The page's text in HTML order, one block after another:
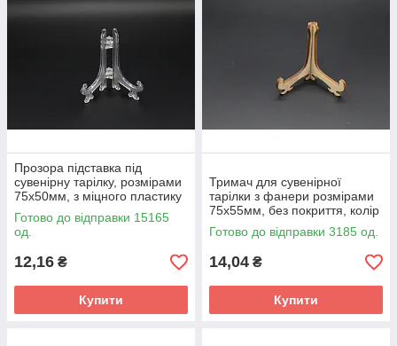
Прозора підставка під
сувенірну тарілку, розмірами
75х50мм, з міцного пластику
Готово до відправки 15165
од.
12,16 ₴
Купити
Тримач для сувенірної
тарілки з фанери розмірами
75х55мм, без покриття, колір
світле дерево
Готово до відправки 3185 од.
14,04 ₴
Купити